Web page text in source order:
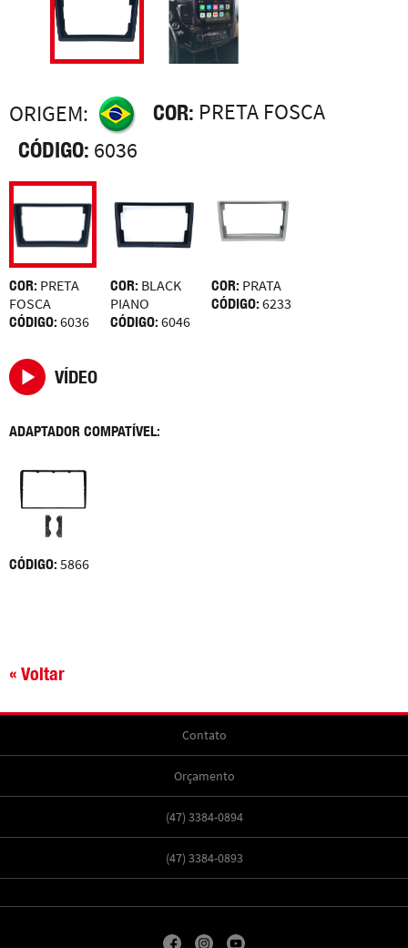
ORIGEM: COR: PRETA FOSCA
CÓDIGO: 6036
COR: PRETA
FOSCA
CÓDIGO: 6036
COR: BLACK
PIANO
CÓDIGO: 6046
COR: PRATA
CÓDIGO: 6233
VÍDEO
ADAPTADOR COMPATÍVEL:
CÓDIGO: 5866
« Voltar
Contato
Orçamento
(47) 3384-0894
(47) 3384-0893